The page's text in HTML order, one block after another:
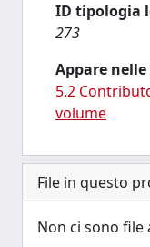
ID tipologia
273
Appare
5.2
volume
File in questo
Non ci sono